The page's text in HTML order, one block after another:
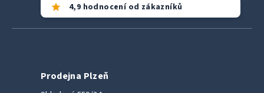
star 4,9 hodnocení od zákazníků
Prodejna Plzeň